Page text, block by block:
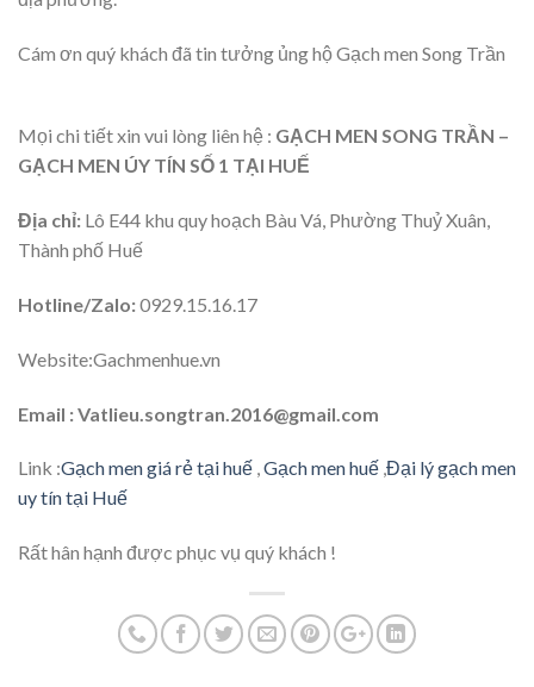
Cám ơn quý khách đã tin tưởng ủng hộ Gạch men Song Trần
Mọi chi tiết xin vui lòng liên hệ : GẠCH MEN SONG TRẦN –
GẠCH MEN ÚY TÍN SỐ 1 TẠI HUẾ
Địa chỉ: Lô E44 khu quy hoạch Bàu Vá, Phường Thuỷ Xuân,
Thành phố Huế
Hotline/Zalo:0929.15.16.17
Website:Gachmenhue.vn
Email : Vatlieu.songtran.2016@gmail.com
Link :Gạch men giá rẻ tại huế ,Gạch men huế ,Đại lý gạch men
uy tín tại Huế
Rất hân hạnh được phục vụ quý khách !